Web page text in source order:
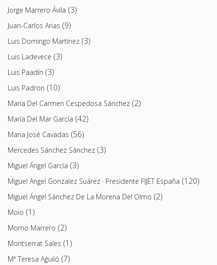
Jorge Marrero Ávila (3)
Juan-Carlos Arias (9)
Luis Domingo Martínez (3)
Luis Ladevece (3)
Luis Paadín (3)
Luis Padron (10)
María Del Carmen Cespedosa Sánchez (2)
María Del Mar García (42)
Maria José Cavadas (56)
Mercedes Sánchez Sánchez (3)
Miguel Ángel García (3)
Miguel Angel Gonzalez Suárez · Presidente FIJET España (120)
Miguel Ángel Sánchez De La Morena Del Olmo (2)
Moio (1)
Momo Marrero (2)
Montserrat Sales (1)
Mª Teresa Aguiló (7)